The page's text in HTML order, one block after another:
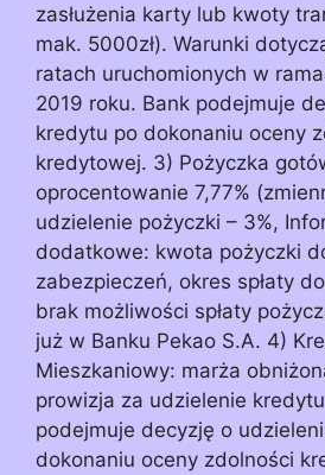
zasłużenia karty lub kwoty
mak. 5000zł). Warunki
ratach uruchomionych w
2019 roku. Bank podejmuje
kredytu po dokonaniu oceny
kredytowej. 3) Pożyczka
oprocentowanie 7,77%
udzielenie pożyczki – 3%,
dodatkowe: kwota pożyczki
zabezpieczeń, okres spłaty
brak możliwości spłaty
już w Banku Pekao S.A. 4)
Mieszkaniowy: marża
prowizja za udzielenie
podejmuje decyzję o
dokonaniu oceny zdolności